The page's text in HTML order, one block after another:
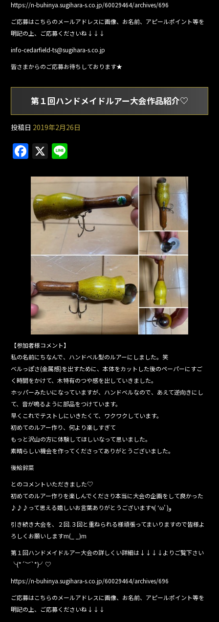
https://n-buhinya.sugihara-s.co.jp/60029464/archives/696
ご応募はこちらのメールアドレスに画像、お名前、アピールポイント等を
明記の上、ご応募くださいね↓↓↓
info-cedarfield-ts@sugihara-s.co.jp
皆さまからのご応募お待ちしております★
第１回ハンドメイドルアー大会作品紹介♡
投稿日 2019年2月26日
F
c
e
b
o
k
X
e
【参加者様コメント】
私の名前にちなんで、ハンドベル型のルアーにしました。笑
ベルっぽさ(金属感)を出すために、本体をカットした後のペーパーにすご
く時間をかけて、木特有のつや感を出していきました。
ホッパーみたいになっていますが、ハンドベルなので、あえて逆向きにし
て、音が鳴るように部品をつけています。
早くこれでテストしにいきたくて、ワクワクしています。
初めてのルアー作り、何より楽しすぎて
もっと沢山の方に体験してほしいなって思いました。
素晴らしい機会を作ってくださってありがとうございました。
後給鈴菜
とのコメントいただきました♡
初めてのルアー作りを楽しんでくださり本当に大会の企画をして良かった
♪♪♪って思える嬉しいお言葉ありがとうございます٩( ‘ω’ )و
引き続き大会を、２回.３回と重ねられる様頑張ってまいりますので皆様よ
ろしくお願いしますm(_ _)m
第１回ハンドメイドルアー大会の詳しくい詳細は↓↓↓↓よりご覧下さい
╰(*´︶`*)╯♡
https://n-buhinya.sugihara-s.co.jp/60029464/archives/696
ご応募はこちらのメールアドレスに画像、お名前、アピールポイント等を
明記の上、ご応募くださいね↓↓↓